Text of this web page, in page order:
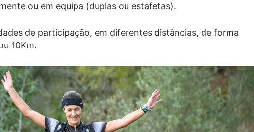
ou em equipa (duplas ou estafetas).
de participação, em diferentes distâncias, de forma
10Km.